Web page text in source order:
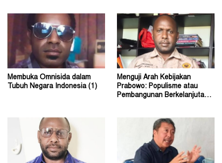
Membuka Omnisida dalam
Tubuh Negara Indonesia (1)
Menguji Arah Kebijakan
Prabowo: Populisme atau
Pembangunan Berkelanjutan?